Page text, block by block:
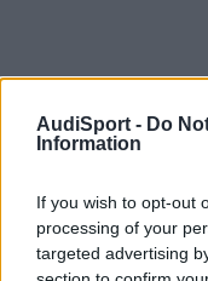
AudiSport - Do
Information
If you wish to opt-out
processing of your
targeted advertising
yoshy
Publicado
y de que te sirve otro